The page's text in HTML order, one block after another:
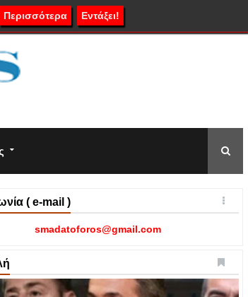
( e-mail )
smadatoforos@gmail.com
Περισσότερα Εντάξει!